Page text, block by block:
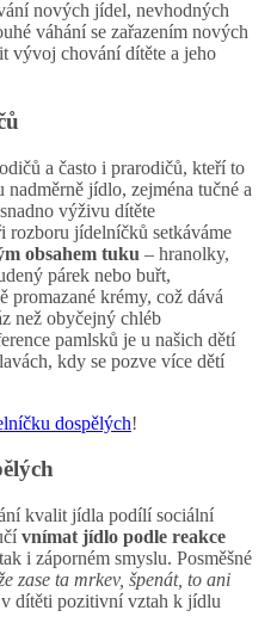
nových jídel, nevhodných
váhání se zařazením nových
vývoj chování dítěte a jeho
a často i prarodičů, kteří to
jídlo, zejména tučné a
výživu dítěte
rozboru jídelníčků setkáváme
obsahem tuku – hranolky,
párek nebo buřt,
krémy, což dává
než obyčejný chléb
pamlsků je u našich dětí
kdy se pozve více dětí
dospělých!
kvalit jídla podílí sociální
vnímat jídlo podle reakce
i záporném smyslu. Posměšné
zase ta mrkev, špenát, to ani
v dítěti pozitivní vztah k jídlu